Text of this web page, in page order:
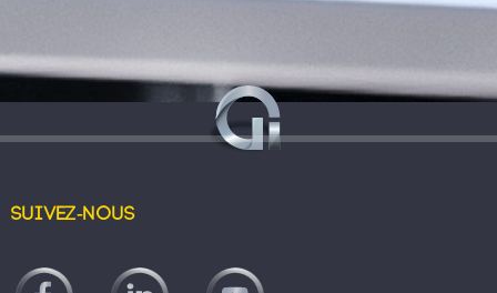
Suivez-nous